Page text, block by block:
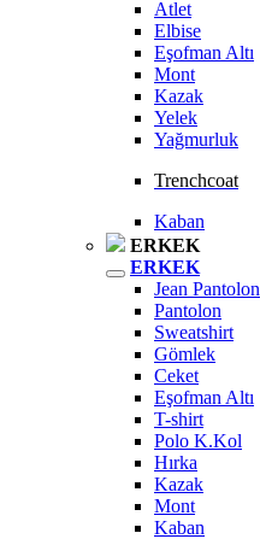
Atlet
Elbise
Eşofman Altı
Mont
Kazak
Yelek
Yağmurluk
Trenchcoat
Kaban
ERKEK
ERKEK
Jean Pantolon
Pantolon
Sweatshirt
Gömlek
Ceket
Eşofman Altı
T-shirt
Polo K.Kol
Hırka
Kazak
Mont
Kaban